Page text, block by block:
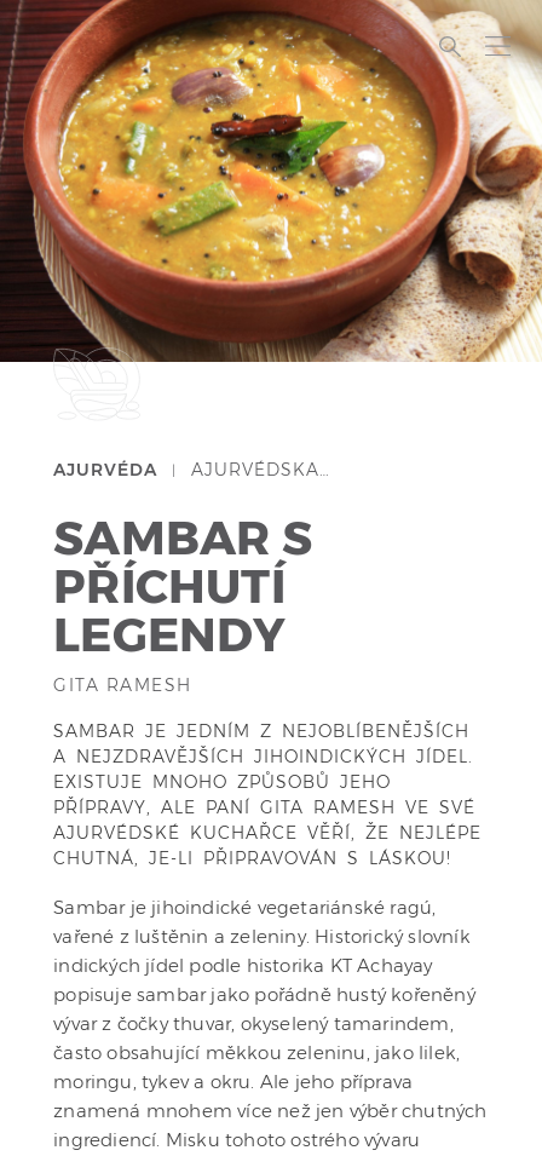
AJURVÉDA |AJURVÉDSKA…
SAMBAR S
PŘÍCHUTÍ
LEGENDY
GITA RAMESH
SAMBAR JE JEDNÍM Z NEJOBLÍBENĚJŠÍCH
A NEJZDRAVĚJŠÍCH JIHOINDICKÝCH JÍDEL.
EXISTUJE MNOHO ZPŮSOBŮ JEHO
PŘÍPRAVY, ALE PANÍ GITA RAMESH VE SVÉ
AJURVÉDSKÉ KUCHAŘCE VĚŘÍ, ŽE NEJLÉPE
CHUTNÁ, JE-LI PŘIPRAVOVÁN S LÁSKOU!
Sambar je jihoindické vegetariánské ragú,
vařené z luštěnin a zeleniny. Historický slovník
indických jídel podle historika KT Achayay
popisuje sambar jako pořádně hustý kořeněný
vývar z čočky thuvar, okyselený tamarindem,
často obsahující měkkou zeleninu, jako lilek,
moringu, tykev a okru. Ale jeho příprava
znamená mnohem více než jen výběr chutných
ingrediencí. Misku tohoto ostrého vývaru